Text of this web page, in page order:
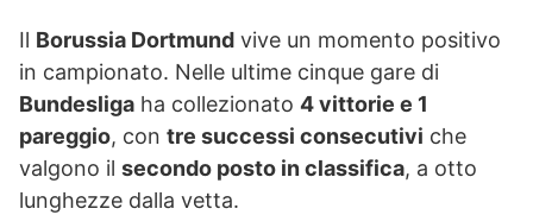
Il Borussia Dortmund vive un momento positivo
in campionato. Nelle ultime cinque gare di
Bundesliga ha collezionato 4 vittorie e 1
pareggio, con tre successi consecutivi che
valgono il secondo posto in classifica, a otto
lunghezze dalla vetta.